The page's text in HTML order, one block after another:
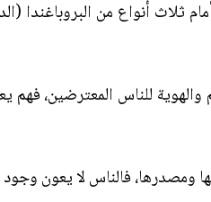
أنواع من البروباغندا
للناس المعترضين،
ومصدرها، فالناس لا يعون